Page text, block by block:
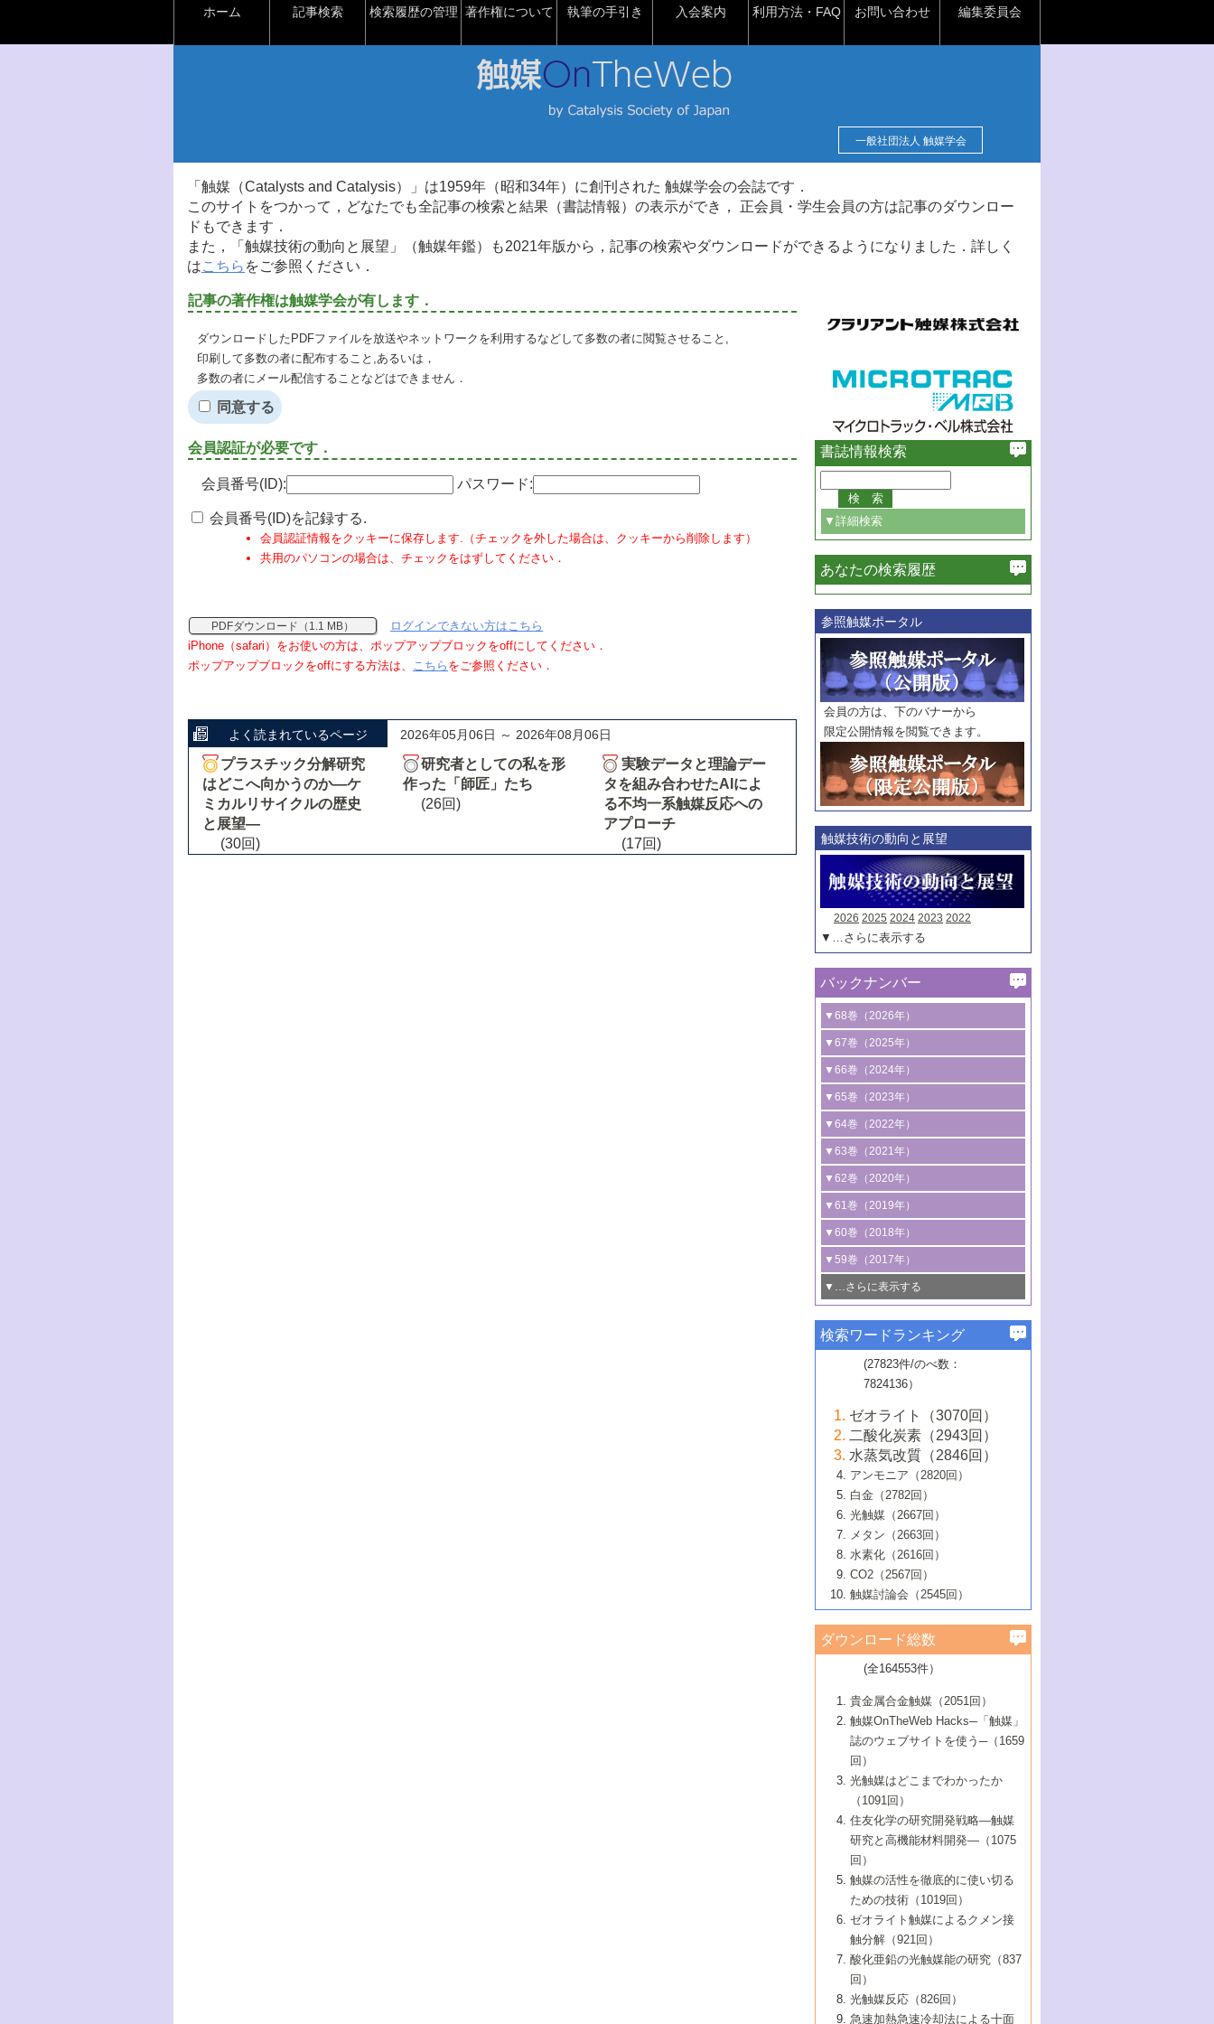
ホーム 記事検索 検索履歴の管理 著作権について 執筆の手引き 入会案内 利用方法・FAQ お問い合わせ 編集委員会
一般社団法人 触媒学会
「触媒（Catalysts and Catalysis）」は1959年（昭和34年）に創刊された 触媒学会の会誌です．
このサイトをつかって，どなたでも全記事の検索と結果（書誌情報）の表示ができ， 正会員・学生会員の方は記事のダウンロー
ドもできます．
また，「触媒技術の動向と展望」（触媒年鑑）も2021年版から，記事の検索やダウンロードができるようになりました．詳しく
はこちら をご参照ください．
記事の著作権は触媒学会が有します．
ダウンロードしたPDFファイルを放送やネットワークを利用するなどして多数の者に閲覧させること,
印刷して多数の者に配布すること,あるいは，
多数の者にメール配信することなどはできません．
同意する
会員認証が必要です．
会員番号(ID): パスワード:
会員番号(ID)を記録する.
会員認証情報をクッキーに保存します.（チェックを外した場合は、クッキーから削除します）
共用のパソコンの場合は、チェックをはずしてください．
PDFダウンロード（1.1 MB）
ログインできない方はこちら
iPhone（safari）をお使いの方は、ポップアップブロックをoffにしてください．
ポップアップブロックをoffにする方法は、 こちら をご参照ください．
よく読まれているページ 2026年05月06日 ～ 2026年08月06日
プラスチック分解研究
はどこへ向かうのか―ケ
ミカルリサイクルの歴史
と展望―
(30回)
研究者としての私を形
作った「師匠」たち
(26回)
実験データと理論デー
タを組み合わせたAIによ
る不均一系触媒反応への
アプローチ
(17回)
書誌情報検索
▼詳細検索
必ず含む
巻・号指定
巻
号
範囲指定
巻
号～
巻
号
触媒年鑑
年度
記事種別
マーク：
マークあり
あなたの検索履歴
参照触媒ポータル
会員の方は、下のバナーから
限定公開情報を閲覧できます。
触媒技術の動向と展望
2026 2025 2024 2023 2022
▼…さらに表示する
バックナンバー
▼68巻（2026年）
1号 過酸化水素合成に関する研究動向
2号 コンピューター技術により加速する
触媒開発
3号 有機分子変換やCO 資源化のための
光触媒に関する最近の研究
B号 第137回触媒討論会（2026年）
▼67巻（2025年）
1号 CO
水素化によるグリーン燃料/グリ
ーンケミカル製造
2号 水素製造のための水分解技術に関す
る最近の研究
3号 オレフィン系樹脂の精密合成に関す
る最新技術
4号 アルコール類の効率的変換を実現す
る非貴金属触媒の研究動向
5号 ゼオライトの合成と応用における研
究動向
6号 ヘテロ接合界面
B号 第135回触媒討論会（2025年）
▼66巻（2024年）
1号 低次元ナノ構造を有する触媒材料
2号 規制反応場を活用した固体触媒研究
の新展開
3号 未踏分子変換を目指した酸化触媒プ
ロセスの最前線
4号 シンクロトロン放射光および中性子
線を利用した触媒解析技術の最先端
5号 単原子触媒
6号 参照触媒委員会からのお知らせ
B号 第133回触媒討論会（2023年）
▼65巻（2023年）
1号 炭素が関わる触媒機能
2号 プラスチックケミカルリサイクルの
ための触媒技術
3号 非酸化物系金属化合物を基盤とした
触媒材料の開発
4号 格子酸素・格子酸素欠陥を利用した
触媒反応
5号 生体触媒によるエネルギー変換反応
6号 窒素とリンの循環のための触媒・機
能性材料
▼64巻（2022年）
1号 合成ガス製造とCOを用いるケミカル
ズ合成の最新動向
2号 化学品合成のための合金触媒開発
3号 CO の排出削減および有効活用のた
めの触媒技術
4号 若手による情報発信企画～とびたて
若き触媒の研究者たち～（1）
若き触媒の研究者たち～（2）
6号 石油のノーブル・ユースを志向した
触媒技術
大学：オンライン・対面開催）
▼63巻（2021年）
1号 金触媒の新展開
2号 ペロブスカイト
3号 特殊反応場を利用した触媒的分子変
換反応
4号 多孔質材料を用いた触媒の新展開
5号 情報学的手法を用いた触媒開発
6号 カーボンニュートラルに向けた電解
技術
B号 第127回触媒討論会（2021年・オン
ライン開催(Zoom)のみ）
▼62巻（2020年）
1号 触媒設計を拓く欠陥構造のキャラク
タリゼーション
2号 機能化学品製造に資するクリーンな
触媒的酸化反応
3号 水処理のための触媒化学
4号 光触媒を用いた水分解の最新の研究
動向
5号 次世代の触媒プロセスを支えるマイ
6号 メタン転換技術の最新動向
B号 第125回触媒討論会（2020年・工学
院大学）
▼61巻（2019年）
1号 物質移動制御に着目した触媒プロセ
ス開発
2号 CO2 フリー水素サプライチェーンに
関わる触媒開発動向
3号 精密高分子合成に関する最近の研究
動向
4号 バイオマス化成品製造のための触媒
5号 固体触媒による含窒素有機化合物変
換の最前線
6号 貴金属使用量低減に向けた自動車排
ガス浄化触媒の開発
B号 第123回触媒討論会（2019年・大阪
▼60巻（2018年）
1号 固体酸触媒の最新の研究動向
2号 二酸化炭素からの有用化学品合成
3号 ナノ粒子・クラスター触媒の最前線
4号 60周年記念企画
5号 進化するゼオライト合成技術
6号 非貴金属系触媒における電気化学的
B号 第121回触媒討論会（2018年・東京
大学）
▼59巻（2017年）
1号 いたるところに，触媒
最先端技術
3号 無機分離膜材料の開発と触媒反応プ
ロセスへの適用
5号 水素のふるまいを解き明かす最先端
研究
6号 低級アルカンの有効利用のための触
媒技術
B号 第119回触媒討論会（2017年・首都
大学東京）
▼…さらに表示する
1号 ユニークな構造の高分子を生み出す触
2号 リグニンからの化成品製造に向けた触
媒技術
3号 触媒研究の最先端～とびたて若き研究
者たち～（1）
4号 触媒研究の最先端～とびたて若き研究
者たち～（2）
5号 触媒研究の最先端～とびたて若き研究
者たち～（3）
6号 イオニクス材料と燃料電池・電解合成
の最新の研究動向
B号 第117回触媒討論会（2016年・大阪府
立大学）
▼57巻（2015年）
1号 水素キャリアにかかわる触媒技術の新
2号 石油精製用触媒の最近の進展
3号 固体酸化物形燃料電池（SOFC）におけ
るアノード触媒上での燃料直接改質技術
4号 コアシェル構造の制御による触媒機能
5号 工業触媒およびその周辺技術の最近の
進歩
6号 ナノシート
B号 第115回触媒討論会（2015年・成蹊大
▼56巻（2014年）
2号 光触媒反応機構に関する最新の研究動
向
開発動向
4号 人工光合成に向けた近年のアプローチ
5号 未利用熱エネルギーの有効活用に貢献
する触媒技術
6号 ポリオキソメタレート
B号 第113回触媒討論会（2014年・ロワジ
ールホテル豊橋）
1号 高耐久性燃料電池システム用触媒にお
ける新展開
2号 リビングラジカル重合の最近の動向
3号 天然ガスの化学工業的展開に関する触
媒技術
4号 貴金属触媒の精密構造制御とその活用
5号 バイオマス化成品製造のための固体触
6号 ナノ空間─吸着状態解析から新機能開拓
B号 第111回触媒討論会（2013年・関西大
▼54巻（2012年）
1号 規則性多孔体の利用技術における最近
の進歩
2号 第109回触媒討論会
3号 貴金属低減技術の最新動向
4号 貴金属代替技術の最新動向
5号 光触媒による物質変換反応の新展開
6号 グラフェン
7号 水素を利用する化成品合成の新潮流
▼53巻（2011年）
1号 金属学から見る合金触媒の新展開
2号 第107回触媒討論会
3号 触媒のその場観察法の進歩（１）
4号 触媒のその場観察法の進歩（２）
5号 不活性結合の触媒的活性化による有機
合成
6号 新しい固体酸触媒技術
7号 ゼオライト合成における最近の進歩
▼52巻（2010年）
1号 触媒の劣化対策と長寿命触媒開発
2号 第105回触媒討論会
3号 ナノ構造が拓く新機能
4号 活性サイトおよびその環境の精密な設
計による触媒の高機能化
5号 触媒を有効に使うための技術
7号 有機分子触媒による精密有機合成
8号 高機能化ポリオレフィンに向けた重合
触媒の最近の進展
1号 炭素材料－熱い注目を集める材料－
2号 第103回触媒討論会
3号 環境浄化用光触媒の現状と課題
4号 水素社会の実現に向けた水素製造・貯
蔵技術の進歩
5号 CO2が関わる触媒・材料
7号 持続可能社会実現のための触媒および
触媒関連技術
▼50巻（2008年）
1号 触媒化学と学会のこの10年，半世紀，
そして未来
2号 第101回触媒討論会
4号 錯体を利用したユニークな表面構造の
構築と機能
5号 若手会員による触媒研究の未来展望1：
企業編
6号 第102回触媒討論会
7号 触媒・化学反応における計算化学の進
8号 若手研究者による触媒研究の未来展望
2：大学・研究所編
▼49巻（2007年）
1号 含フッ素化合物の合成と触媒
2号 第99回触媒討論会
3号 実用的ファインケミカル合成プロセス
を実現する触媒
5号 こんな物質，あんな物質―新たな触媒
の可能性―
7号 『結晶の化学』を活かした触媒研究
8号 イオン液体の応用
▼48巻（2006年）
1号 固体酸触媒の最近の進歩
2号 第97回触媒討論会
3号 リビング重合触媒の最近の展開
5号 水素製造・貯蔵のための触媒技術の新
しい展開
6号 第98回触媒討論会
7号 基礎化学品製造の触媒技術
8号 多機能型リアクター
1号 最近の触媒担体とその効果
2号 第95回触媒討論会
4号 水分解用光触媒材料
5号 時間分解分光の進歩と応用
6号 第96回触媒討論会
8号 超臨界流体を用いた化学プロセスの新
▼46巻（2004年）
1号 部分酸化反応触媒の最前線
2号 第93回触媒討論会
3号 特殊エネルギー場の触媒反応
4号 生体内における金属の触媒作用
5号 ファインケミカルズの展開に寄与する
6号 第94回触媒討論会
7号 サブナノレベルでみた新しい表面現象
8号 オレフィン重合触媒の新たな展
▼45巻（2003年）
1号 なぜこの触媒が良いのか？
2号 第91回触媒討論会
3号 最近の自動車排ガス処理技術
4号 触媒研究の現状と将来─第90回触媒討論
5号 基礎化学品製造の触媒技術
6号 第92回触媒討論会
7号 基礎化学品製造の触媒技術
8号 資源の循環と触媒技術
▼44巻（2002年）
1号 高次制御された触媒の化学
2号 第89回触媒討論会
3号 触媒を利用した電気化学の新展開
4号 ナノ材料の調製と機能化
5号 こんな触媒が欲しい
6号 第90回触媒討論会
7号 触媒研究と学術雑誌/情報
8号 若い世代からみた触媒化学の現状と未
▼43巻（2001年）
1号 グリーンケミストリーと触媒
2号 第87回触媒討論会特集号
3号 生体触媒とバイオプロセス
4号 水素製造・利用の触媒化学
5号 触媒研究における新しい切り口：コン
ビナトリアルケミストリー
6号 第88回触媒討論会特集号
7号 企業における触媒研究のブレークスル
8号 この材料を触媒として使ってみません
▼42巻（2000年）
1号 触媒反応工学の明日を拓く
2号 第85回触媒討論会
3号 反応ダイナミクス
5号 触媒のおもしろさをどのように伝える
6号 第86回触媒討論会
7号 水素化精製触媒の新しい展開
8号 新しい反応性と機能性を目指した金属
クラスタ-化学
▼41巻（1999年）
1号 孔、穴、あな?-特異な空間とその利用-
2号 第83回触媒討論会
3号 均一系触媒反応最前線
4号 実用炭素材料の新展開
5号 研究の方法論を考える
7号 機能性金属材料と触媒
8号 触媒研究へのNMRの応用と展望
▼40巻（1998年）
進展と21世紀への提言/創立40周年記念・触
媒学会この10年の歩みとこれから/創立40周
2号 第81回触媒討論会
3号 計算機触媒化学へのさそい
4号 触媒劣化の制御と予測
5号 最新の実用プロセスと触媒
6号 第82回触媒討論会
1号 均一系と不均一系触媒反応-その特徴と
接点
2号 第79回触媒討論会
3号 最新NO除去触媒の実用化研究
4号 新しい反応場を目指した触媒調製
5号 反応・分離技術の新しい展開
6号 第80回触媒討論会
▼38巻（1996年）
1号 触媒の構造と触媒作用/C1化学を中心と
する21世紀への触媒
3号 オリンピックメダル:金・銀・銅はどん
な触媒作用を示すか
4号 触媒作用における機能の複合化
▼37巻（1995年）
1号 ファインケミカルズと固体触媒
2号 第75回触媒討論会
3号 希土類を利用した触媒
4号 触媒とリサイクル
5号 エネルギー変換触媒
▼36巻（1994年）
1号 電気化学と触媒
2号 第73回触媒討論会
3号 C4化学の展開
4号 《通常号》
▼35巻（1993年）
1号 工業触媒開発マニュアル―探索から工
業化まで
2号 第71回触媒討論会
▼34巻（1992年）
1号 インパクトを与えたこの研究
2号 第69回触媒討論会
▼33巻（1991年）
1号 触媒プロセス開発マニュアル―探索か
▼32巻（1990年）
検索ワードランキング
(27823件/のべ数：
7824136）
ゼオライト（3070回）
二酸化炭素（2943回）
水蒸気改質（2846回）
アンモニア（2820回）
白金（2782回）
光触媒（2667回）
メタン（2663回）
水素化（2616回）
CO2（2567回）
触媒討論会（2545回）
ダウンロード総数
(全164553件）
貴金属合金触媒（2051回）
触媒OnTheWeb Hacks─「触媒」
誌のウェブサイトを使う─（1659
回）
光触媒はどこまでわかったか
（1091回）
住友化学の研究開発戦略―触媒
研究と高機能材料開発―（1075
回）
触媒の活性を徹底的に使い切る
ための技術（1019回）
ゼオライト触媒によるクメン接
触分解（921回）
酸化亜鉛の光触媒能の研究（837
回）
光触媒反応（826回）
急速加熱急速冷却法による十面